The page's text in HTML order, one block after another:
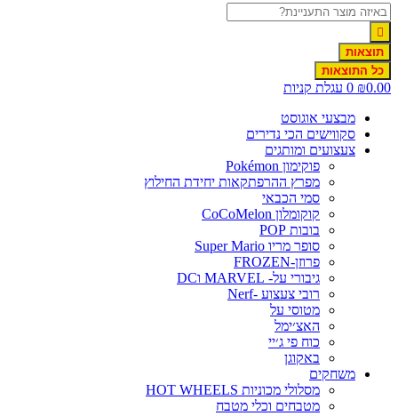
תוצאות
כל התוצאות
₪
0 עגלת קניות
מבצעי אוגוסט
סקווישים הכי נדירים
צעצועים ומותגים
פוקימון Pokémon
מפרץ ההרפתקאות יחידת החילוץ
סמי הכבאי
קוקומלון CoCoMelon
בובות POP
סופר מריו Super Mario
פרוזן-FROZEN
גיבורי על- MARVEL וDC
רובי צעצוע -Nerf
מטוסי על
האצ׳ימל
כוח פי ג׳יי
באקוגן
משחקים
מסלולי מכוניות HOT WHEELS
מטבחים וכלי מטבח